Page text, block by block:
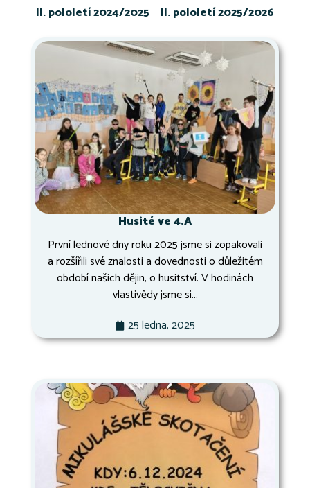
II. pololetí 2024/2025
II. pololetí 2025/2026
Husité ve 4.A
První lednové dny roku 2025 jsme si zopakovali
a rozšířili své znalosti a dovednosti o důležitém
období našich dějin, o husitství. V hodinách
vlastivědy jsme si...
25 ledna, 2025